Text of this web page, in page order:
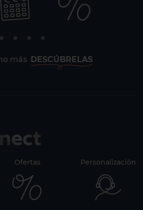
Canaria
más DESCÚBRELAS
Ofertas Personalización